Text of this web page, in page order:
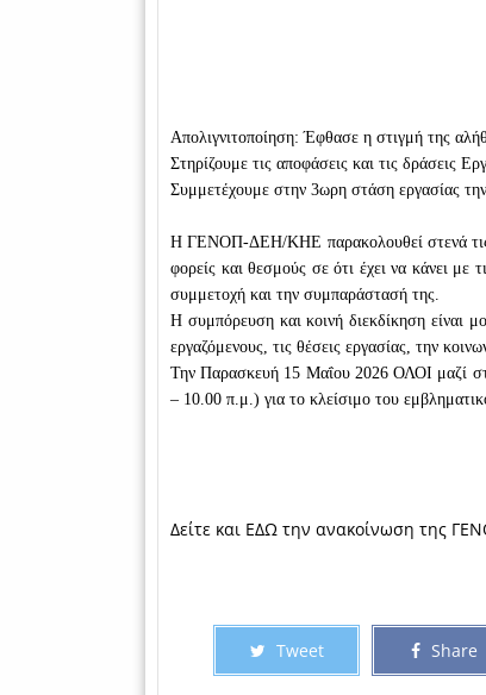
Απολιγνιτοποίηση: Έφθασε η στιγμή της
Στηρίζουμε τις αποφάσεις και τις δράσεις
Συμμετέχουμε στην 3ωρη στάση εργασίας
Η ΓΕΝΟΠ-ΔΕΗ/ΚΗΕ παρακολουθεί στενά τις
φορείς και θεσμούς σε ότι έχει να κάνει με
συμμετοχή και την συμπαράστασή της.
Η συμπόρευση και κοινή διεκδίκηση είναι
εργαζόμενους, τις θέσεις εργασίας, την
Την Παρασκευή 15 Μαΐου 2026 ΟΛΟΙ μαζί
– 10.00 π.μ.) για το κλείσιμο του
Δείτε και ΕΔΩ την ανακοίνωση της
Tweet Share